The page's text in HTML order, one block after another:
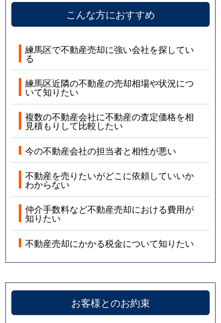
こんな方におすすめ
練馬区で不動産売却に強い会社を探してい
る
練馬区近隣の不動産の売却相場や状況につ
いて知りたい
複数の不動産会社に不動産の査定価格を相
見積もりして比較したい
今の不動産会社の担当者と相性が悪い
不動産を売りたいがどこに依頼していいか
わからない
仲介手数料など不動産売却における費用が
知りたい
不動産売却にかかる税金について知りたい
お客様とのお約束